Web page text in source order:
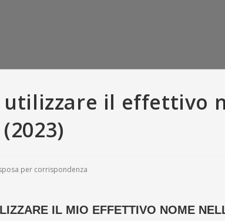
utilizzare il effettivo
per corrispondenza
IL MIO EFFETTIVO NOME